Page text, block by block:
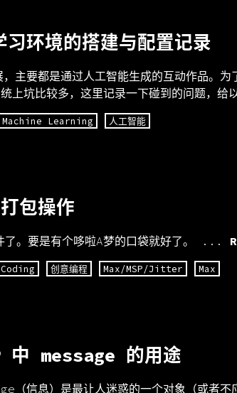
习环境的搭建与配置记录
主要都是通过人工智能生成的互动作品。
上坑比较多，这里记录一下碰到的问题，
Machine Learning 人工智能
包操作
了。要是有个哆啦A梦的口袋就好了。 ...
创意编程 Max/MSP/Jitter Max
中 message 的用途
（信息）是最让人迷惑的一个对象（或者不